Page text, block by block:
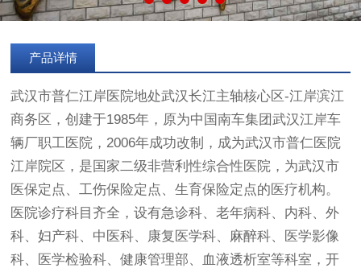
产品详情
武汉市普仁江岸医院地处武汉长江主轴核心区-江岸滨江
商务区，创建于1985年，原为中国南车集团武汉江岸车
辆厂职工医院，2006年成功改制，成为武汉市普仁医院
江岸院区，是国家二级非营利性综合性医院，为武汉市
医保定点、工伤保险定点、生育保险定点的医疗机构。
医院诊疗科目齐全，设有急诊科、老年病科、内科、外
科、妇产科、中医科、康复医学科、麻醉科、医学影像
科、医学检验科、健康管理部、血液透析室等科室，开